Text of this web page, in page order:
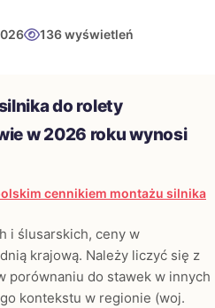
136 wyświetleń
do rolety
w 2026 roku wynosi
cennikiem montażu silnika
i ślusarskich, ceny w
krajową. Należy liczyć się z
porównaniu do stawek w innych
kontekstu w regionie (woj.